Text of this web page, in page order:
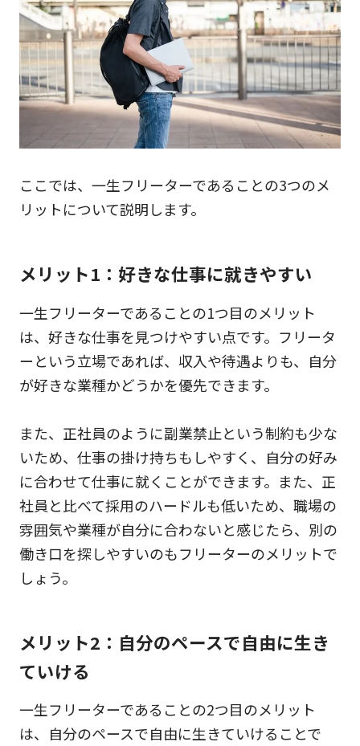
ここでは、一生フリーターであることの3つのメ
リットについて説明します。
メリット1：好きな仕事に就きやすい
一生フリーターであることの1つ目のメリット
は、好きな仕事を見つけやすい点です。フリータ
ーという立場であれば、収入や待遇よりも、自分
が好きな業種かどうかを優先できます。
また、正社員のように副業禁止という制約も少な
いため、仕事の掛け持ちもしやすく、自分の好み
に合わせて仕事に就くことができます。また、正
社員と比べて採用のハードルも低いため、職場の
雰囲気や業種が自分に合わないと感じたら、別の
働き口を探しやすいのもフリーターのメリットで
しょう。
メリット2：自分のペースで自由に生き
ていける
一生フリーターであることの2つ目のメリット
は、自分のペースで自由に生きていけることで